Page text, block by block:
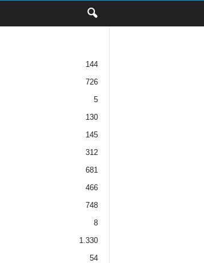
144
726
5
130
145
312
681
466
748
8
1.330
54